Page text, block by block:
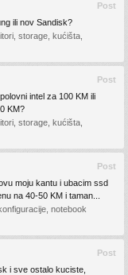
Post
ili nov Sandisk?
storage, kućišta,
Post
intel za 100 KM ili
KM?
storage, kućišta,
Post
moju kantu i ubacim ssd
na 40-50 KM i taman...
notebook
Post
i sve ostalo kuciste,